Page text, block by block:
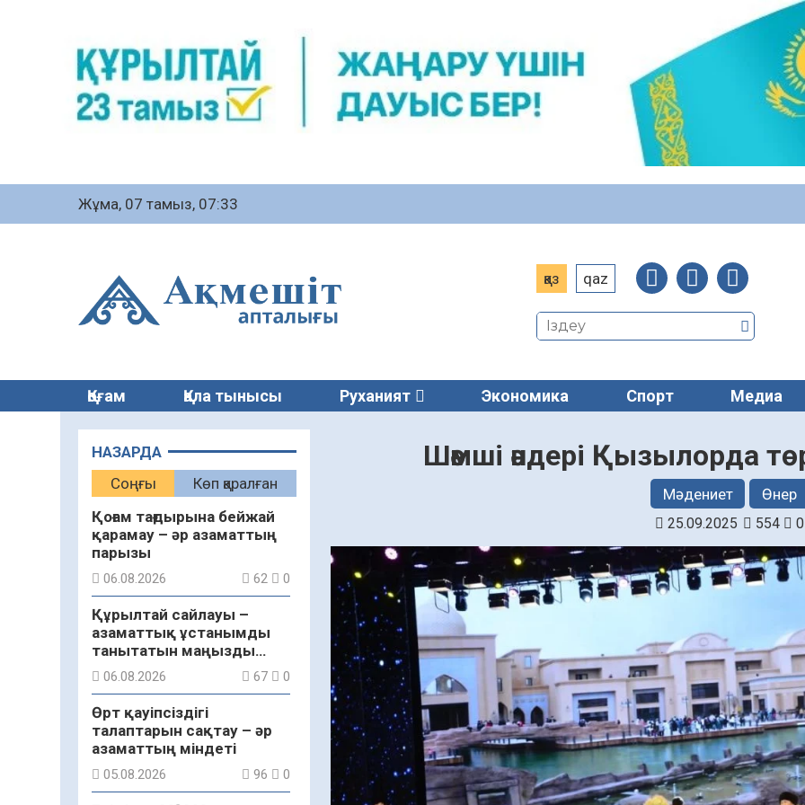
Жұма, 07 тамыз, 07:33
қаз qaz
Қоғам Қала тынысы Руханият Экономика Спорт Медиа
НАЗАРДА
Соңғы
Көп қаралған
Қоғам тағдырына бейжай
қарамау – әр азаматтың
парызы
06.08.2026 62 0
Құрылтай сайлауы –
азаматтық ұстанымды
танытатын маңызды
қадам
06.08.2026 67 0
Өрт қауіпсіздігі
талаптарын сақтау – әр
азаматтың міндеті
05.08.2026 96 0
Шәмші әндері Қызылорда
Мәдениет Өнер
25.09.2025 554 0